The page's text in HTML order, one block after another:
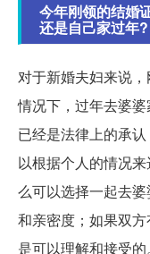
今年刚领的结婚
还是自己家过年?
对于新婚夫妇来说
情况下，过年去婆
已经是法律上的承
以根据个人的情况
么可以选择一起去
和亲密度；如果双
是可以理解和接受的。